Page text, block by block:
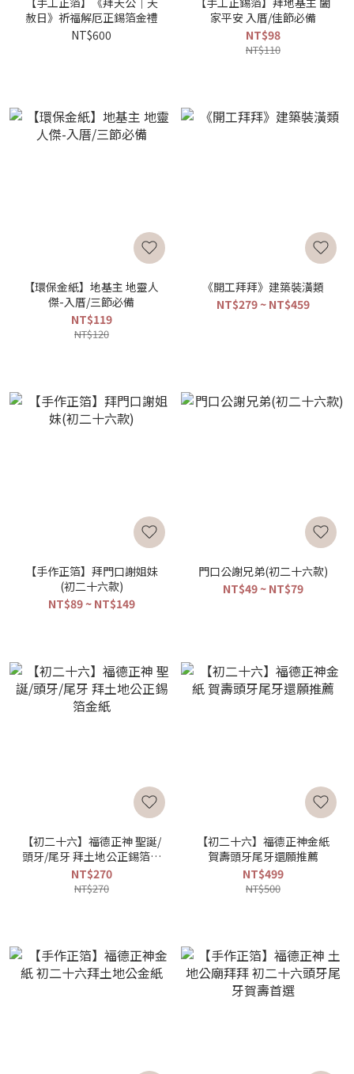
赦日》祈福解厄正錫箔金禮
NT$600
家平安 入厝/佳節必備
NT$98
NT$110
【環保金紙】地基主 地靈人
傑-入厝/三節必備
NT$119
NT$120
《開工拜拜》建築裝潢類
NT$279 ~ NT$459
【手作正箔】拜門口謝姐妹
(初二十六款)
NT$89 ~ NT$149
門口公謝兄弟(初二十六款)
NT$49 ~ NT$79
【初二十六】福德正神 聖誕/
頭牙/尾牙 拜土地公正錫箔金
紙
NT$270
NT$270
【初二十六】福德正神金紙
賀壽頭牙尾牙還願推薦
NT$499
NT$500